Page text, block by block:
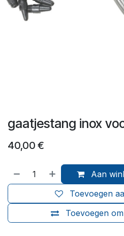
gaatjestang inox
40,00 €
Aan
Toevoegen
Toevoegen